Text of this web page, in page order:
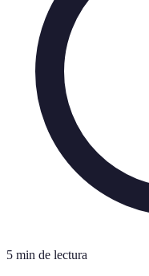
5 min de lectura